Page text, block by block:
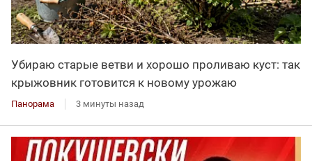
Убираю старые ветви и хорошо проливаю куст: так
крыжовник готовится к новому урожаю
Панорама 3 минуты назад